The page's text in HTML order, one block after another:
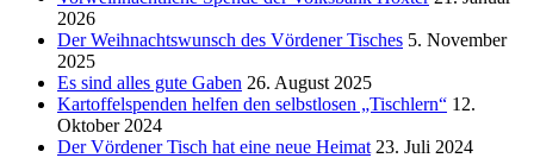
2026
Der Weihnachtswunsch des Vördener Tisches 5. November
2025
Es sind alles gute Gaben 26. August 2025
Kartoffelspenden helfen den selbstlosen „Tischlern“ 12.
Oktober 2024
Der Vördener Tisch hat eine neue Heimat 23. Juli 2024